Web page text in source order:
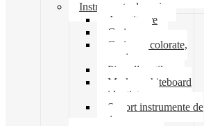
Instrumente de scris
Ascutitoare
Carioca
Creioane colorate,
mecanice
Pix roller stilou
Marker whiteboard
evidentiator
Suport instrumente de
scris